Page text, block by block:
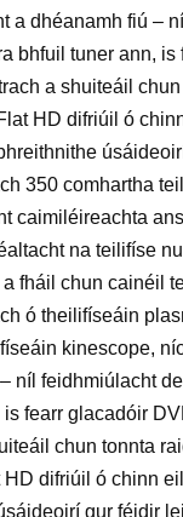
a dhéanamh fiú –
bhfuil tuner ann,
a shuiteáil
HD difriúil ó
350 comhartha
caimiléireachta
na teilifíse
fháil chun cainéil
ó theilifíseáin
kinescope,
níl feidhmiúlacht
is fearr glacadóir
chun tonnta
difriúil ó chinn
gur féidir